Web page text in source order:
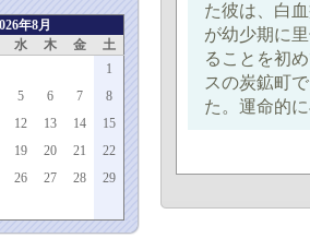
年8月
水 木 金
土
1
5 6 7
8
12 13 14
15
19 20 21
22
26 27 28
29
た彼は、白
が幼少期に
ることを初
スの炭鉱町
た。運命的